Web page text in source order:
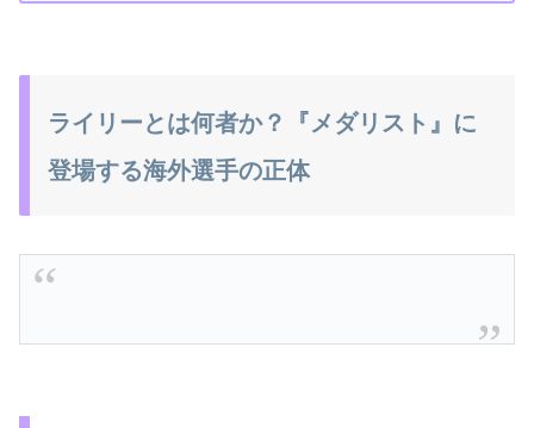
ライリーとは何者か？『メダリスト』に
登場する海外選手の正体